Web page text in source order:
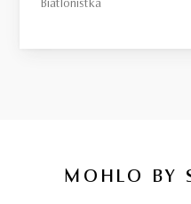
Biatlonistka
MOHLO BY